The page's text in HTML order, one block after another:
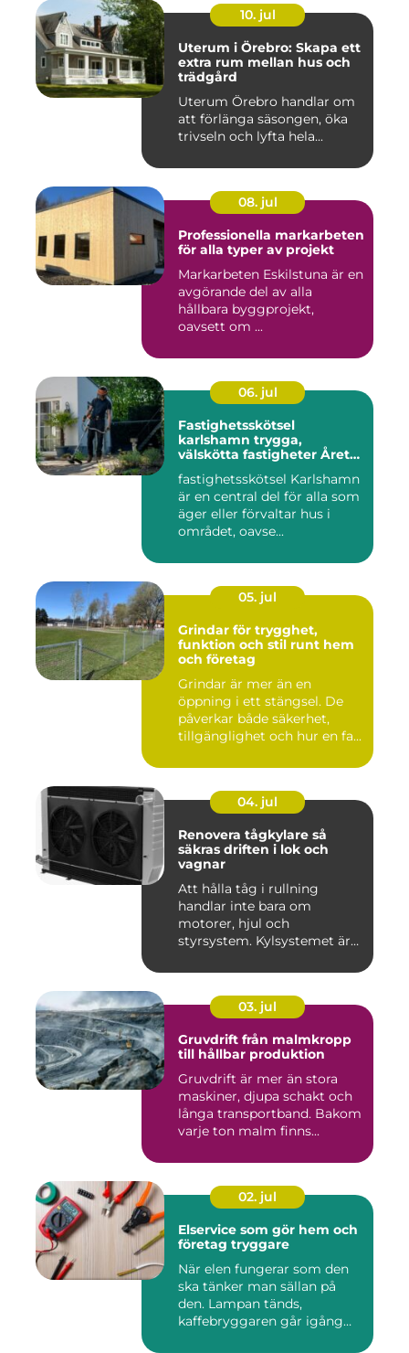
10. jul
Uterum i Örebro: Skapa ett
extra rum mellan hus och
trädgård
Uterum Örebro handlar om
att förlänga säsongen, öka
trivseln och lyfta hela...
08. jul
Professionella markarbeten
för alla typer av projekt
Markarbeten Eskilstuna är en
avgörande del av alla
hållbara byggprojekt,
oavsett om ...
06. jul
Fastighetsskötsel
karlshamn trygga,
välskötta fastigheter Året
fastighetsskötsel Karlshamn
är en central del för alla som
äger eller förvaltar hus i
området, oavse...
05. jul
Grindar för trygghet,
funktion och stil runt hem
och företag
Grindar är mer än en
öppning i ett stängsel. De
påverkar både säkerhet,
tillgänglighet och hur en fa...
04. jul
Renovera tågkylare så
säkras driften i lok och
vagnar
Att hålla tåg i rullning
handlar inte bara om
motorer, hjul och
styrsystem. Kylsystemet är
03. jul
Gruvdrift från malmkropp
till hållbar produktion
Gruvdrift är mer än stora
maskiner, djupa schakt och
långa transportband. Bakom
varje ton malm finns...
02. jul
Elservice som gör hem och
företag tryggare
När elen fungerar som den
ska tänker man sällan på
den. Lampan tänds,
kaffebryggaren går igång